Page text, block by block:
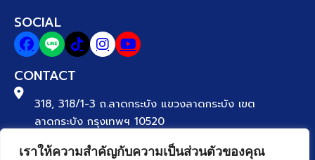
เราให้ความสำคัญกับความเป็นส่วนตัวของคุณ
SOCIAL
CONTACT
318, 318/1-3 ถ.ลาดกระบัง แขวงลาดกระบัง เขต
ลาดกระบัง กรุงเทพฯ 10520